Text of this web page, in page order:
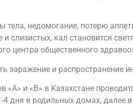
недомогание, потерю
слизистых, кал становится
центра общественного
заражение и распространение
«А» и «В» в Казахстане
дня в родильных домах, далее